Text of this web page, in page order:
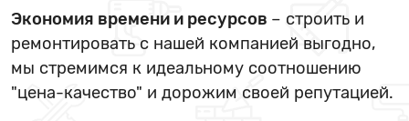
Экономия времени и ресурсов – строить и
ремонтировать с нашей компанией выгодно,
мы стремимся к идеальному соотношению
"цена-качество" и дорожим своей репутацией.